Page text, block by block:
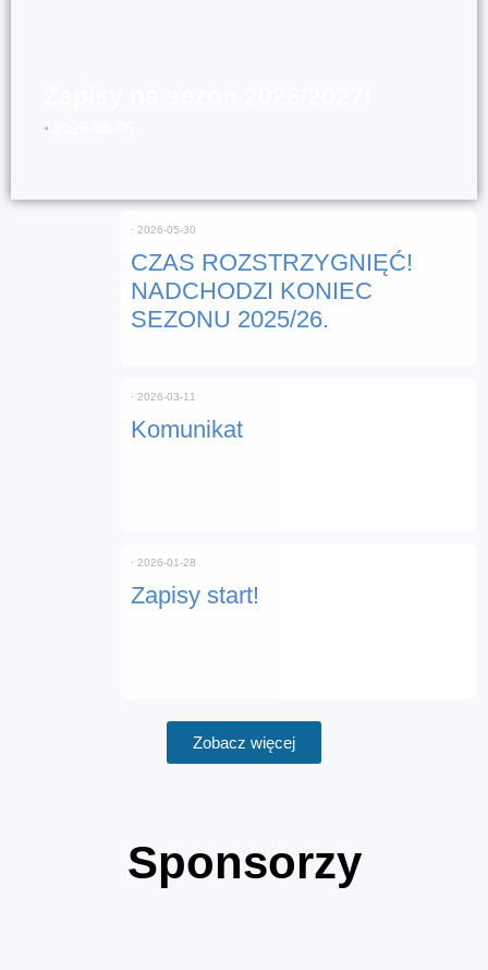
⋅
CZAS ROZSTRZYGNIĘĆ!
NADCHODZI KONIEC
SEZONU 2025/26.
⋅ 2026-05-30
Komunikat
⋅ 2026-03-11
Zapisy start!
⋅ 2026-01-28
Zobacz więcej
Sponsorzy